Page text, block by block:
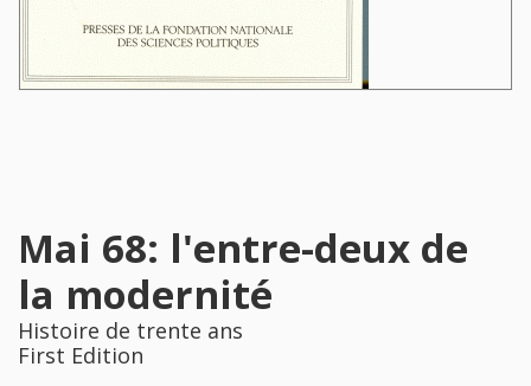
Mai 68: l'entre-deux de
la modernité
Histoire de trente ans
First Edition